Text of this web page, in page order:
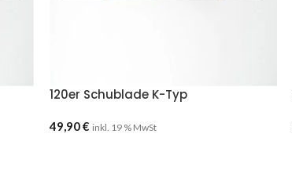
120er Schublade K-Typ
49,90€ inkl. 19 % MwSt